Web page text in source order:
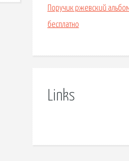
Поручик ржевский
бесплатно
Links